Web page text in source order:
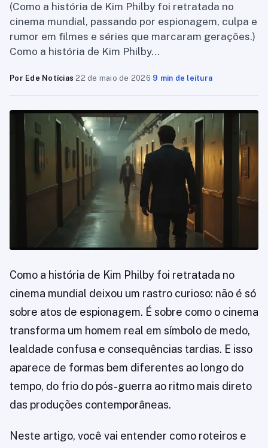
(Como a história de Kim Philby foi retratada no
cinema mundial, passando por espionagem, culpa e
rumor em filmes e séries que marcaram gerações.)
Como a história de Kim Philby…
Por Ede Notícias·22 de maio de 2026·9 min de leitura
Como a história de Kim Philby foi retratada no
cinema mundial deixou um rastro curioso: não é só
sobre atos de espionagem. É sobre como o cinema
transforma um homem real em símbolo de medo,
lealdade confusa e consequências tardias. E isso
aparece de formas bem diferentes ao longo do
tempo, do frio do pós-guerra ao ritmo mais direto
das produções contemporâneas.
Neste artigo, você vai entender como roteiros e